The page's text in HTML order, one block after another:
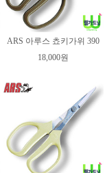
ARS 아루스 쵸키가위 390
18,000원